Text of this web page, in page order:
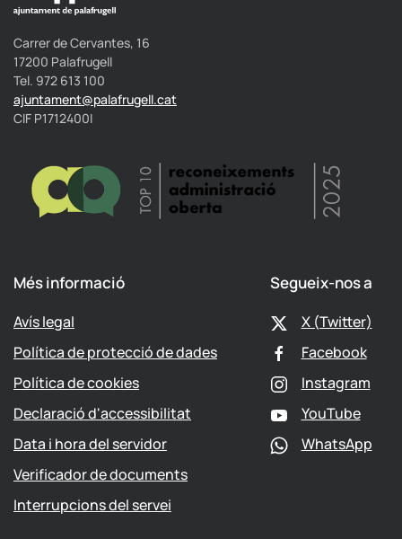
Carrer de Cervantes, 16
17200 Palafrugell
Tel. 972 613 100
ajuntament@palafrugell.cat
CIF P1712400I
Més informació
Avís legal
Política de protecció de dades
Política de cookies
Declaració d'accessibilitat
Data i hora del servidor
Verificador de documents
Interrupcions del servei
Segueix-nos a
X (Twitter)
Facebook
Instagram
YouTube
WhatsApp